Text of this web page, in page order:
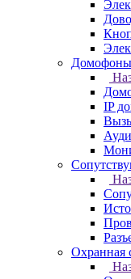
Домофоны
IP
Охранная